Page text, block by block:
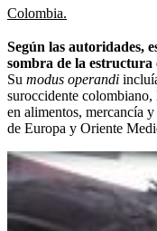
Colombia.
Según las autoridades,
sombra de la
Su modus operandi
suroccidente
en alimentos, mercancía
de Europa y Oriente